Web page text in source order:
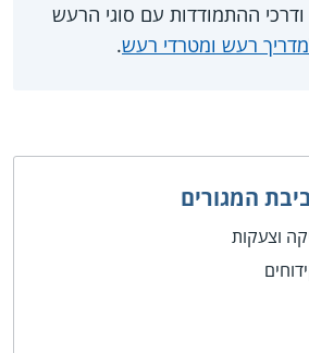
ההתמודדות עם סוגי הרעש
רעש ומטרדי רעש.
המגורים
וצעקות